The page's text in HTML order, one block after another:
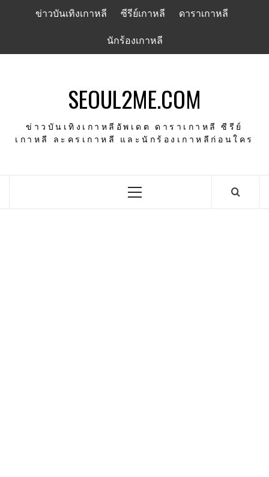
ข่าวบันเทิงเกาหลี ซีรีย์เกาหลี ดาราเกาหลี
นักร้องเกาหลี
SEOUL2ME.COM
ข่าวบันเทิงเกาหลีอัพเดต ดาราเกาหลี ซีรีย์
เกาหลี ละครเกาหลี และนักร้องเกาหลีก่อนใคร
Primary